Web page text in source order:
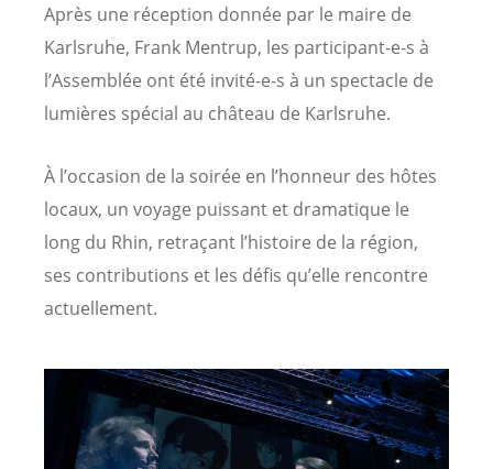
Après une réception donnée par le maire de
Karlsruhe, Frank Mentrup, les participant-e-s à
l’Assemblée ont été invité-e-s à un spectacle de
lumières spécial au château de Karlsruhe.
À l’occasion de la soirée en l’honneur des hôtes
locaux, un voyage puissant et dramatique le
long du Rhin, retraçant l’histoire de la région,
ses contributions et les défis qu’elle rencontre
actuellement.